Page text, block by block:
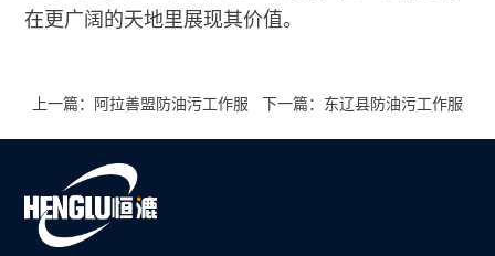
在更广阔的天地里展现其价值。
上一篇：阿拉善盟防油污工作服 下一篇：东辽县防油污工作服